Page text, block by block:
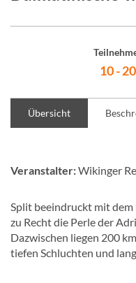
10 - 20
Übersicht
Veranstalter:Wikinger
Split beeindruckt mit
zu Recht die Perle der
Dazwischen liegen 200
tiefen Schluchten und